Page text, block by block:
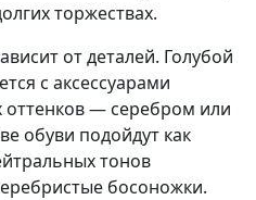
торжествах.
от деталей. Голубой
с аксессуарами
оттенков — серебром или
обуви подойдут как
тонов
босоножки.